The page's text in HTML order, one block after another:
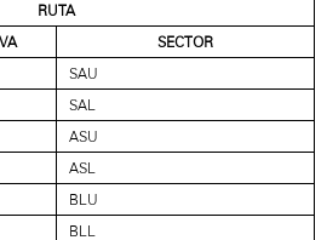
RUTA
SECTOR
SAU
SAL
ASU
ASL
BLU
BLL